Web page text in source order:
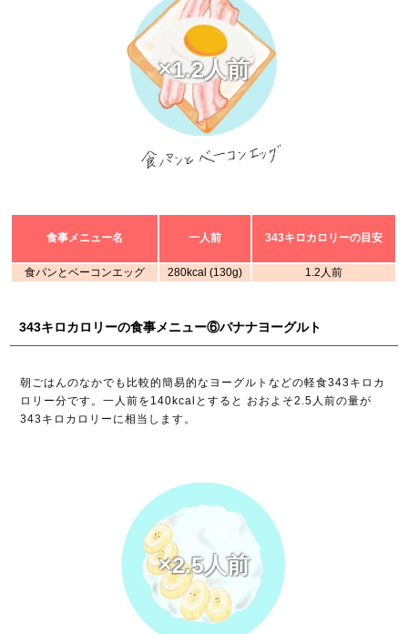
×1.2人前
食事メニュー名 一人前 343キロカロリーの目安
食パンとベーコンエッグ 280kcal (130g) 1.2人前
343キロカロリーの食事メニュー⑥バナナヨーグルト
朝ごはんのなかでも比較的簡易的なヨーグルトなどの軽食343キロカ
ロリー分です。一人前を140kcalとすると おおよそ2.5人前の量が
343キロカロリーに相当します。
×2.5人前